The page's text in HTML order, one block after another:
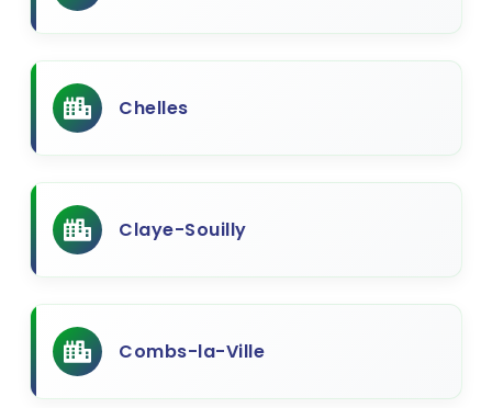
Chelles
Claye-Souilly
Combs-la-Ville